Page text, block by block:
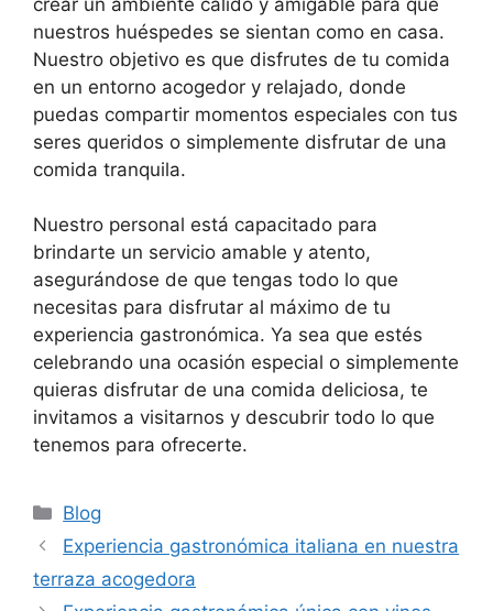
nuestros huéspedes se sientan como en casa.
Nuestro objetivo es que disfrutes de tu comida
en un entorno acogedor y relajado, donde
puedas compartir momentos especiales con tus
seres queridos o simplemente disfrutar de una
comida tranquila.
Nuestro personal está capacitado para
brindarte un servicio amable y atento,
asegurándose de que tengas todo lo que
necesitas para disfrutar al máximo de tu
experiencia gastronómica. Ya sea que estés
celebrando una ocasión especial o simplemente
quieras disfrutar de una comida deliciosa, te
invitamos a visitarnos y descubrir todo lo que
tenemos para ofrecerte.
Categorías
Blog
Experiencia gastronómica italiana en nuestra
terraza acogedora